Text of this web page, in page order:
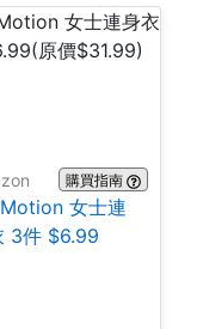
購買指南
女士連
3件 $6.99